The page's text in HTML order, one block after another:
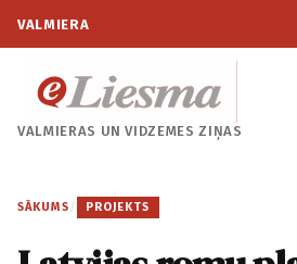
VALMIERA
VALMIERAS UNVIDZEMES ZIŅAS
SĀKUMS / PROJEKTS